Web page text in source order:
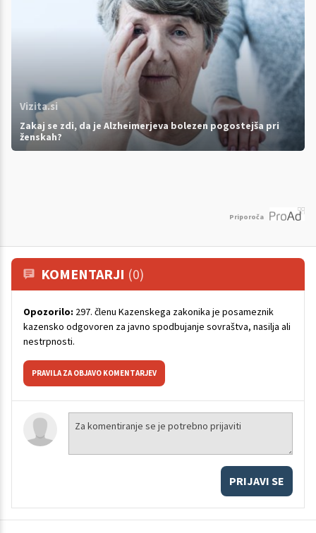
Vizita.si
Zakaj se zdi, da je Alzheimerjeva bolezen pogostejša pri
ženskah?
Priporoča
KOMENTARJI (0)
Opozorilo: 297. členu Kazenskega zakonika je posameznik
kazensko odgovoren za javno spodbujanje sovraštva, nasilja ali
nestrpnosti.
PRAVILA ZA OBJAVO KOMENTARJEV
PRIJAVI SE